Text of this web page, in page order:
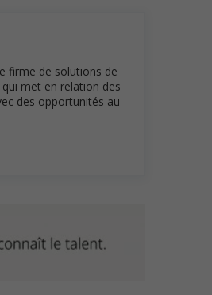
firme de solutions de
met en relation des
des opportunités au